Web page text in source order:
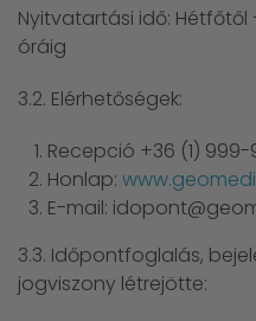
Nyitvatartási idő: Hétfőtől
óráig
3.2. Elérhetőségek:
Recepció +36 (1)
Honlap:
E-mail:
3.3. Időpontfoglalás,
jogviszony létrejötte: